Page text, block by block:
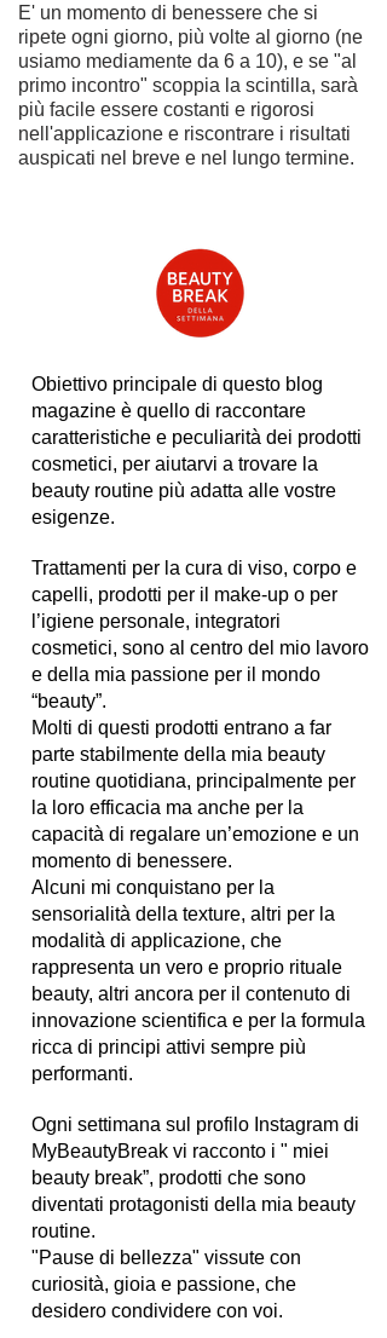
E' un momento di benessere che si
ripete ogni giorno, più volte al giorno (ne
usiamo mediamente da 6 a 10), e se "al
primo incontro" scoppia la scintilla, sarà
più facile essere costanti e rigorosi
nell'applicazione e riscontrare i risultati
auspicati nel breve e nel lungo termine.
Obiettivo principale di questo blog
magazine è quello di raccontare
caratteristiche e peculiarità dei prodotti
cosmetici, per aiutarvi a trovare la
beauty routine più adatta alle vostre
esigenze.
Trattamenti per la cura di viso, corpo e
capelli, prodotti per il make-up o per
l’igiene personale, integratori
cosmetici, sono al centro del mio lavoro
e della mia passione per il mondo
“beauty”.
Molti di questi prodotti entrano a far
parte stabilmente della mia beauty
routine quotidiana, principalmente per
la loro efficacia ma anche per la
capacità di regalare un’emozione e un
momento di benessere.
Alcuni mi conquistano per la
sensorialità della texture, altri per la
modalità di applicazione, che
rappresenta un vero e proprio rituale
beauty, altri ancora per il contenuto di
innovazione scientifica e per la formula
ricca di principi attivi sempre più
performanti.
Ogni settimana sul profilo Instagram di
MyBeautyBreak vi racconto i " miei
beauty break”, prodotti che sono
diventati protagonisti della mia beauty
routine.
"Pause di bellezza" vissute con
curiosità, gioia e passione, che
desidero condividere con voi.